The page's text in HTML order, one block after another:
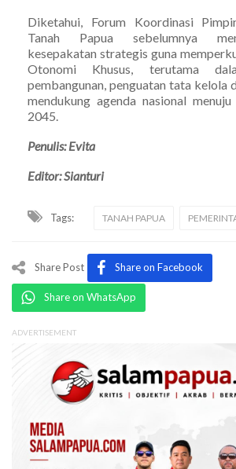
Diketahui, Forum Koordinasi
Tanah Papua sebelumnya
kesepakatan strategis guna
Otonomi Khusus, terutama
pembangunan, penguatan tata kelola
mendukung agenda nasional menuju
2045.
Penulis: Evita
Editor: Sianturi
Tags: TANAH PAPUA
Share Post Share on Facebook
Share on WhatsApp
ADVERTISEMENT